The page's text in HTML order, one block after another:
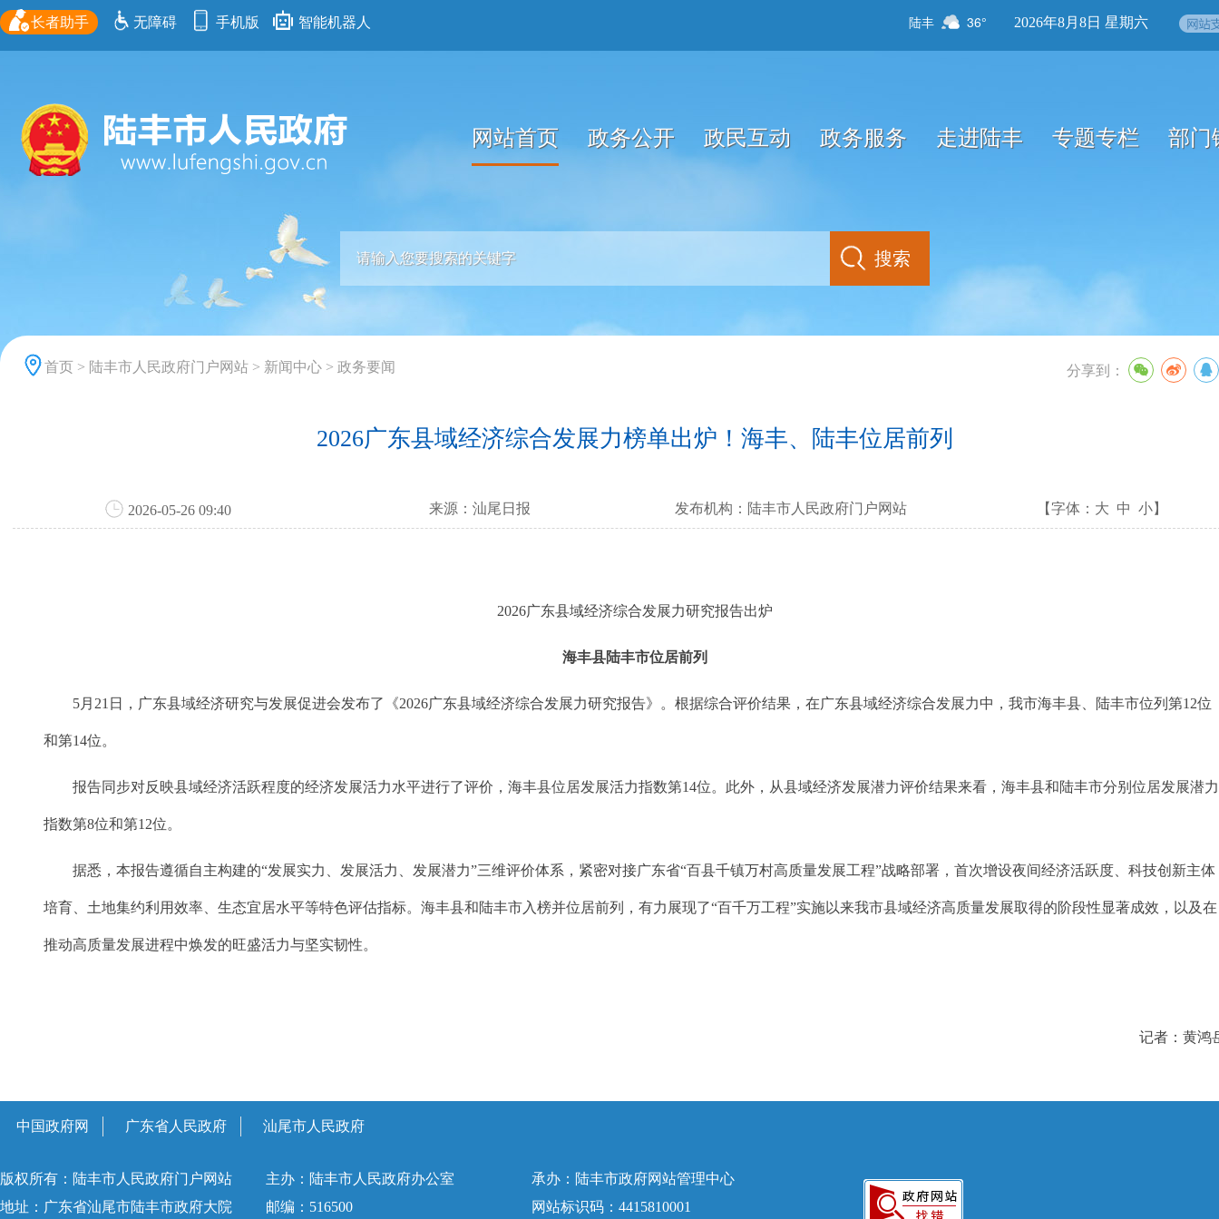
长者助手 无障碍 手机版 智能机器人 陆丰 36° 2026年8月8日 星期六
网站首页 政务公开 政民互动 政务服务 走进陆丰 专题专栏 部门
首页 > 陆丰市人民政府门户网站 > 新闻中心 > 政务要闻 分享到：
2026广东县域经济综合发展力榜单出炉！海丰、陆丰位居前列
2026-05-26 09:40 来源： 汕尾日报 发布机构： 陆丰市人民政府门户网站 【字体： 大 中 小】
2026广东县域经济综合发展力研究报告出炉
海丰县陆丰市位居前列
5月21日，广东县域经济研究与发展促进会发布了《2026广东县域经济综合发展力研究报告》。根据综合评价结果，在广东县域经济综合发展力中，我市海丰县、陆丰市位列第12位
和第14位。
报告同步对反映县域经济活跃程度的经济发展活力水平进行了评价，海丰县位居发展活力指数第14位。此外，从县域经济发展潜力评价结果来看，海丰县和陆丰市分别位居发展潜力
指数第8位和第12位。
据悉，本报告遵循自主构建的“发展实力、发展活力、发展潜力”三维评价体系，紧密对接广东省“百县千镇万村高质量发展工程”战略部署，首次增设夜间经济活跃度、科技创新主体
培育、土地集约利用效率、生态宜居水平等特色评估指标。海丰县和陆丰市入榜并位居前列，有力展现了“百千万工程”实施以来我市县域经济高质量发展取得的阶段性显著成效，以及在
推动高质量发展进程中焕发的旺盛活力与坚实韧性。
记者：黄鸿
中国政府网 广东省人民政府 汕尾市人民政府
版权所有：陆丰市人民政府门户网站 主办：陆丰市人民政府办公室
承办：陆丰市政府网站管理中心
地址：广东省汕尾市陆丰市政府大院
邮编：516500 网站标识码：4415810001